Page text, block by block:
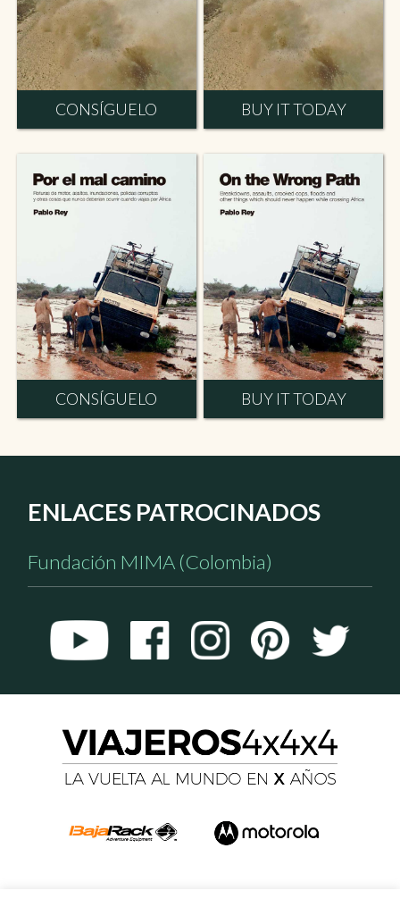
CONSÍGUELO BUY IT TODAY
CONSÍGUELO BUY IT TODAY
ENLACES PATROCINADOS
Fundación MIMA (Colombia)